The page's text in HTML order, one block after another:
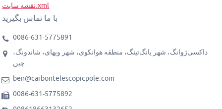
نقشه سایت.xml
با ما تماس بگیرید
0086-631-5775891
داکسی‌ژوانگ، شهر یانگ‌تینگ، منطقه هوانکوی، شهر ویهای، شاندونگ،
چین
ben@carbontelescopicpole.com
0086-631-5775892